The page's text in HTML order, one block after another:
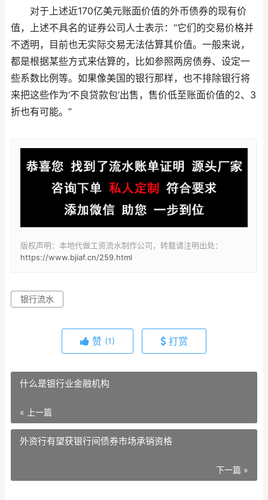
对于上述近170亿美元账面价值的外币债券的现有价
值，上述不具名的证券公司人士表示：“它们的交易价格并
不透明，目前也无实际交易无法估算其价值。一般来说，
都是根据某些方式来估算的，比如参照两房债券、设定一
些系数比例等。如果像美国的银行那样，也不排除银行将
来把这些作为‘不良贷款包’出售，售价低至账面价值的2、3
折也有可能。”
版权声明：本地代做工资流水制作公司，转载请注明出处：
https://www.bjiaf.cn/259.html
银行流水
赞 (1) 打赏
什么是银行业金融机构
« 上一篇
外资行有望获银行间债券市场承销资格
下一篇 »